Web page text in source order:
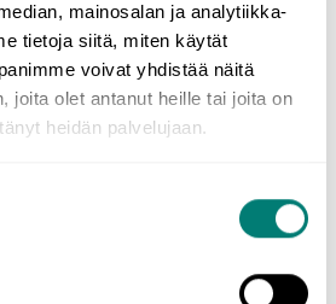
mainosalan ja analytiikka-
tietoja siitä, miten käytät
voivat yhdistää näitä
joita olet antanut heille tai joita on
heidän palvelujaan.
4. Verbit